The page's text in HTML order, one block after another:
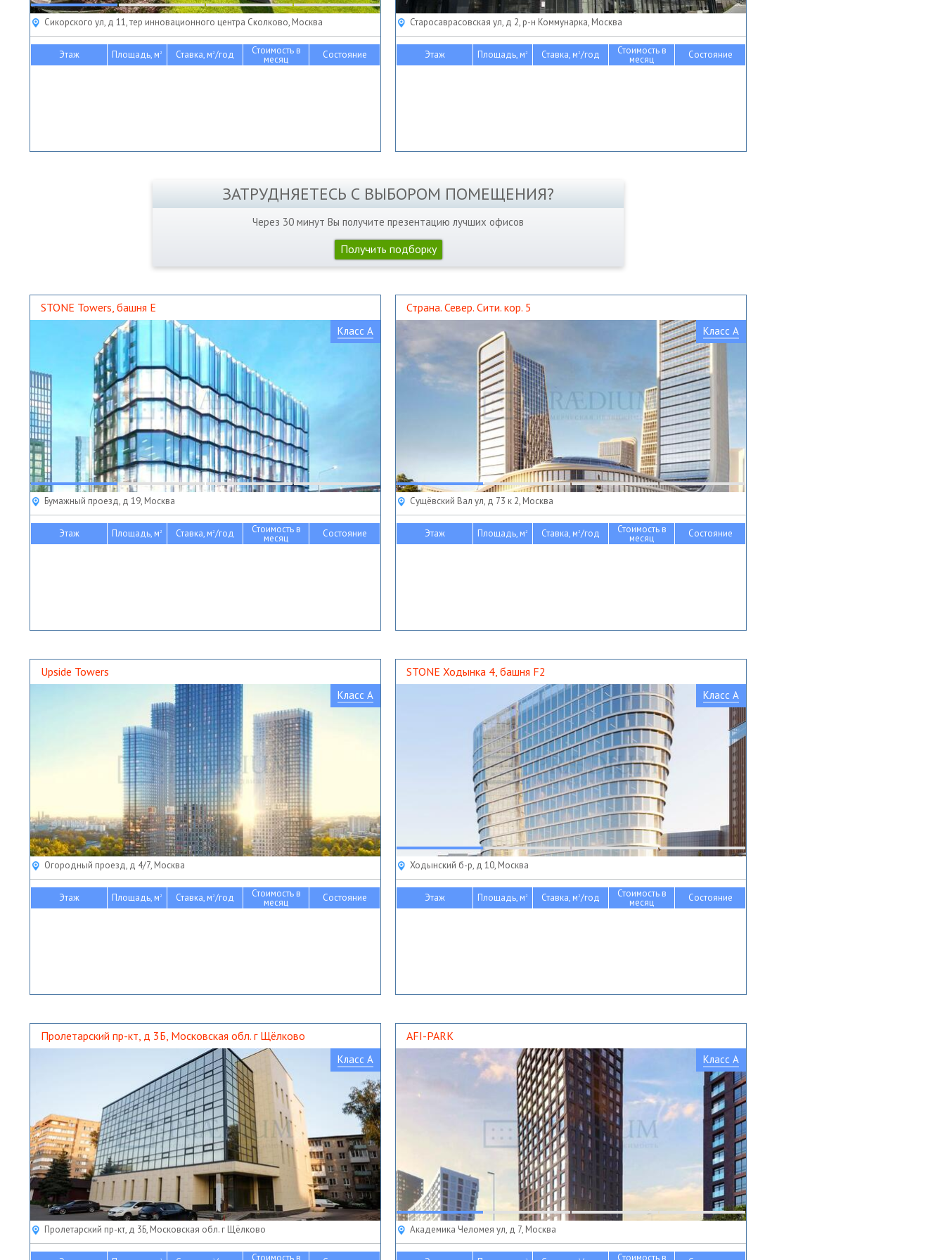
Сикорского ул, д 11, тер инновационного центра Сколково, Москва
Этаж Площадь, м2 Ставка, м2/год Стоимость в
месяц Состояние
Старосаврасовская ул, д 2, р-н Коммунарка, Москва
Этаж Площадь, м2 Ставка, м2/год Стоимость в
месяц Состояние
ЗАТРУДНЯЕТЕСЬ С ВЫБОРОМ ПОМЕЩЕНИЯ?
Через 30 минут Вы получите презентацию лучших офисов
Получить подборку
STONE Towers, башня Е
Класс A
Бумажный проезд, д 19, Москва
Этаж Площадь, м2 Ставка, м2/год Стоимость в
месяц Состояние
Страна. Север. Сити. кор. 5
Класс A
Сущёвский Вал ул, д 73 к 2, Москва
Этаж Площадь, м2 Ставка, м2/год Стоимость в
месяц Состояние
Upside Towers
Класс A
Огородный проезд, д 4/7, Москва
Этаж Площадь, м2 Ставка, м2/год Стоимость в
месяц Состояние
STONE Ходынка 4, башня F2
Класс A
Ходынский б-р, д 10, Москва
Этаж Площадь, м2 Ставка, м2/год Стоимость в
месяц Состояние
Пролетарский пр-кт, д 3Б, Московская обл. г Щёлково
Класс A
Пролетарский пр-кт, д 3Б, Московская обл. г Щёлково
Стоимость в
AFI-PARK
Класс A
Академика Челомея ул, д 7, Москва
Стоимость в